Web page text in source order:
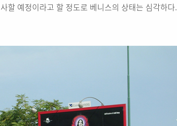
할 예정이라고 할 정도로 베니스의 상태는 심각하다.